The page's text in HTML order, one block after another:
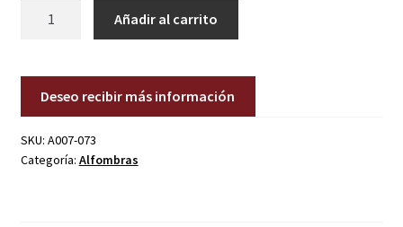
Añadir al carrito
Deseo recibir más información
SKU: A007-073
Categoría: Alfombras